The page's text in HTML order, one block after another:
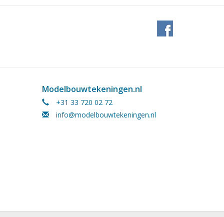
Riggplan; Details
Modelbouwtekeningen.nl
+31 33 720 02 72
info@modelbouwtekeningen.nl